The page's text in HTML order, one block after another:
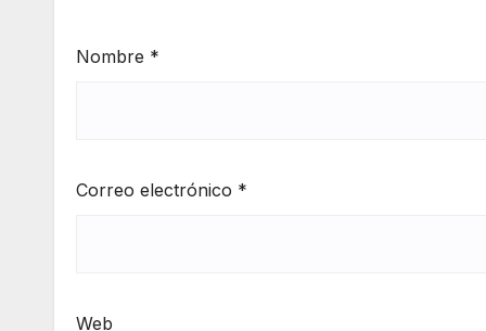
Nombre *
Correo electrónico *
Web